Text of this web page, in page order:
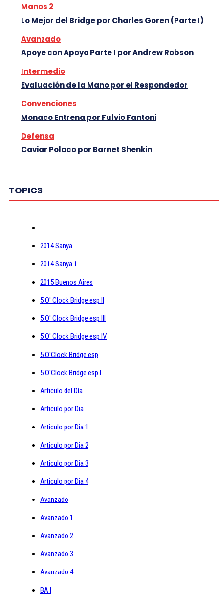
Manos 2
Lo Mejor del Bridge por Charles Goren (Parte I)
Avanzado
Apoye con Apoyo Parte I por Andrew Robson
Intermedio
Evaluación de la Mano por el Respondedor
Convenciones
Monaco Entrena por Fulvio Fantoni
Defensa
Caviar Polaco por Barnet Shenkin
TOPICS
2014 Sanya
2014 Sanya 1
2015 Buenos Aires
5 O' Clock Bridge esp II
5 O' Clock Bridge esp III
5 O' Clock Bridge esp IV
5 O'Clock Bridge esp
5 O'Clock Bridge esp I
Articulo del Día
Articulo por Dia
Articulo por Dia 1
Articulo por Dia 2
Articulo por Dia 3
Articulo por Dia 4
Avanzado
Avanzado 1
Avanzado 2
Avanzado 3
Avanzado 4
BA I